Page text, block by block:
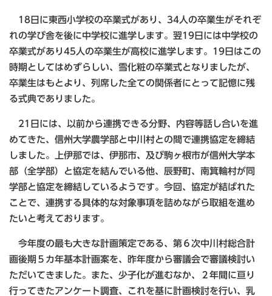
18日に東西小学校の卒業式があり、34人の卒業生がそれぞ
れの学び舎を後に中学校に進学します。翌19日には中学校の
卒業式があり45人の卒業生が高校に進学します。19日はこの
時期としてはめずらしい、雪化粧の卒業式となりましたが、
卒業生はもとより、列席した全ての関係者にとって記憶に残
る式典でありました。
21日には、以前から連携できる分野、内容等話し合いを進
めてきた、信州大学農学部と中川村との間で連携協定を締結
しました。上伊那では、伊那市、及び駒ヶ根市が信州大学本
部（全学部）と協定を結んでいる他、辰野町、南箕輪村が同
学部と協定を締結しているようです。今回、協定が結ばれた
ことで、連携する具体的な対象事項を詰めながら取組を進め
たいと考えております。
今年度の最も大きな計画策定である、第６次中川村総合計
画後期５カ年基本計画案を、昨年度から審議会で審議検討い
ただいてきました。また、少子化が進むなか、２年間に亘り
行ってきたアンケート調査、これを基に計画検討を行い、乳